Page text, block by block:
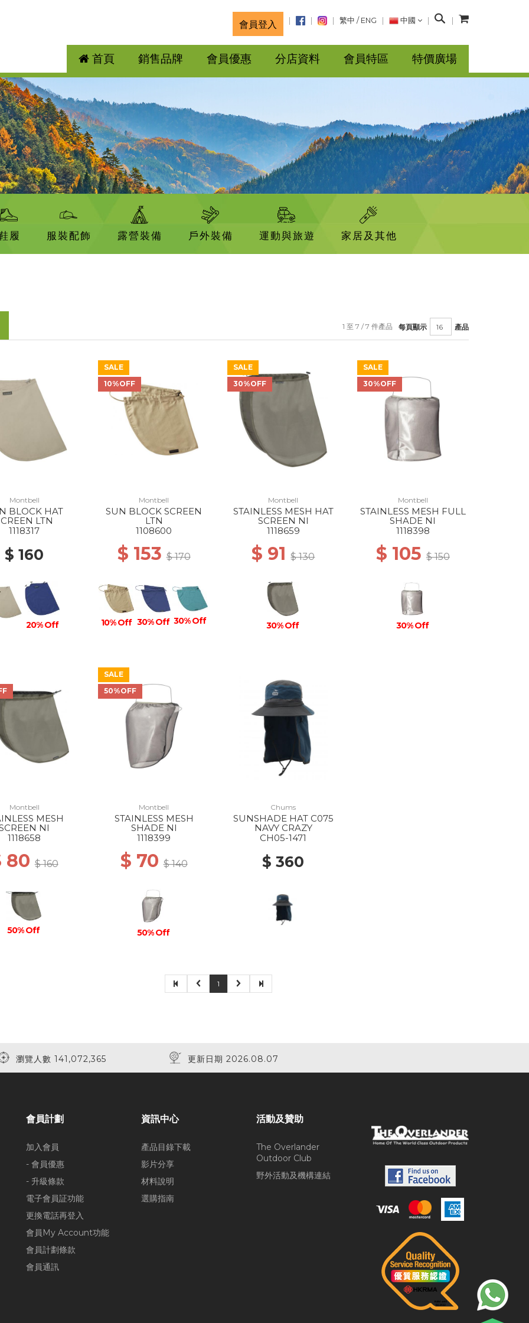
會員登入 繁中 / ENG 中國
搜
首頁 銷售品牌 會員優惠 分店資料 會員特區 特價廣場
履 服裝配飾 露營裝備 戶外裝備 運動與旅遊 家居及其他
每頁顯示 產品
1 至 7 / 7 件產品
Montbell
BLOCK HAT
LTN
1118317
$ 160
20% Off
SALE
10%OFF
Montbell
SUN BLOCK SCREEN
LTN
1108600
$ 153$ 170
10% Off 30% Off 30% Off
SALE
30%OFF
Montbell
STAINLESS MESH HAT
SCREEN NI
1118659
$ 91$ 130
30% Off
SALE
30%OFF
Montbell
STAINLESS MESH FULL
SHADE NI
1118398
$ 105 $ 150
30% Off
Montbell
MESH
NI
1118658
80$ 160
50% Off
SALE
50%OFF
Montbell
STAINLESS MESH
SHADE NI
1118399
$ 70$ 140
50% Off
Chums
SUNSHADE HAT C075
NAVY CRAZY
CH05-1471
$ 360
1
瀏覽人數 141,072,365 更新日期 2026.08.07
會員計劃
加入會員
- 會員優惠
- 升級條款
電子會員証功能
更換電話再登入
會員My Account功能
會員計劃條款
會員通訊
資訊中心
產品目錄下載
影片分享
材料說明
選購指南
活動及贊助
The Overlander
Outdoor Club
野外活動及機構連結